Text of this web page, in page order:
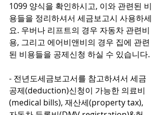
1099 양식을 확인하시고, 이와 관련된 비
용들을 정리하셔서 세금보고시 사용하세
요. 우버나 리프트의 경우 자동차 관련비
용, 그리고 에어비앤비의 경우 집에 관련
된 비용들을 공제신청 하실 수 있습니다.
- 전년도세금보고서를 참고하셔서 세금
공제(deduction)신청이 가능한 의료비
(medical bills), 재산세(property tax),